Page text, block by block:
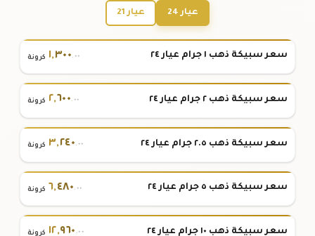
عيار 24 عيار 21
سعر سبيكة ذهب ١ جرام عيار ٢٤ ١,٣٠٠.٠٠ كرونة
سعر سبيكة ذهب ٢ جرام عيار ٢٤ ٢,٦٠٠.٠٠ كرونة
سعر سبيكة ذهب ٢.٥ جرام عيار ٢٤ ٣,٢٤٠.٠٠ كرونة
سعر سبيكة ذهب ٥ جرام عيار ٢٤ ٦,٤٨٠.٠٠ كرونة
سعر سبيكة ذهب ١٠ جرام عيار ٢٤ ١٢,٩٦٠ .٠٠ كرونة